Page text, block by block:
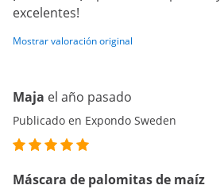
excelentes!
Mostrar valoración original
Maja el año pasado
Publicado en Expondo Sweden
Máscara de palomitas de maíz